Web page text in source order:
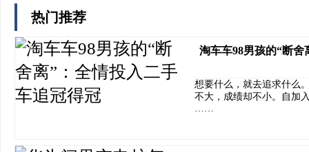
热门推荐
淘车车98男孩的“断
想要什么，就去追求什么
不大，成绩却不小。自加
……